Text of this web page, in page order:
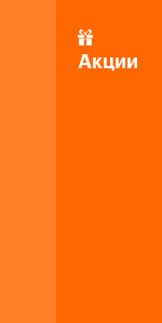
Акции